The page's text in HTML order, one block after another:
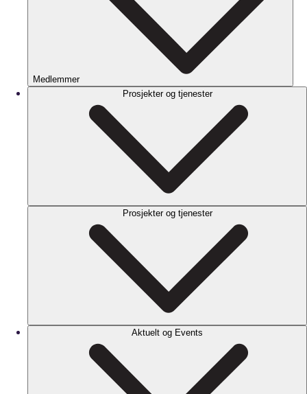
Medlemmer
Prosjekter og tjenester
Prosjekter og tjenester
Aktuelt og Events